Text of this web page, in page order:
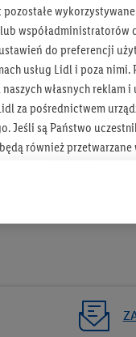
współadministratorów
do preferencji
usług Lidl i poza
własnych
za pośrednictwem
Jeśli są Państwo
również
jako
opiera się na
docelowych (tzw.
w celu pomiaru